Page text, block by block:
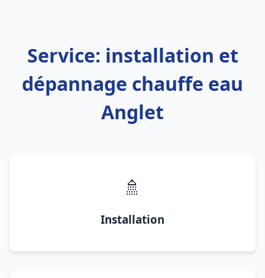
Service: installation et
dépannage chauffe eau
Anglet
🚿
Installation